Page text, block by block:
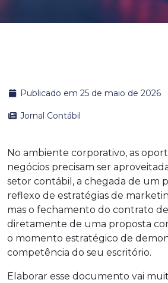
Publicado em 25 de maio de 2026
Jornal Contábil
No ambiente corporativo, as
negócios precisam ser
setor contábil, a chegada de um
reflexo de estratégias de
mas o fechamento do contrato
diretamente de uma proposta
o momento estratégico de
competência do seu escritório.
Elaborar esse documento vai